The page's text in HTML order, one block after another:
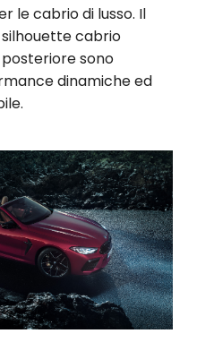
le cabrio di lusso. Il
cabrio
sono
dinamiche ed